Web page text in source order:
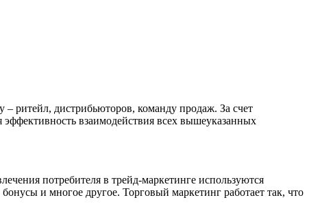
– ритейл, дистрибьюторов, команду продаж. За счет
взаимодействия всех вышеуказанных
потребителя в трейд-маркетинге используются
и многое другое. Торговый маркетинг работает так, что